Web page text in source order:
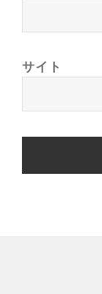
サイト